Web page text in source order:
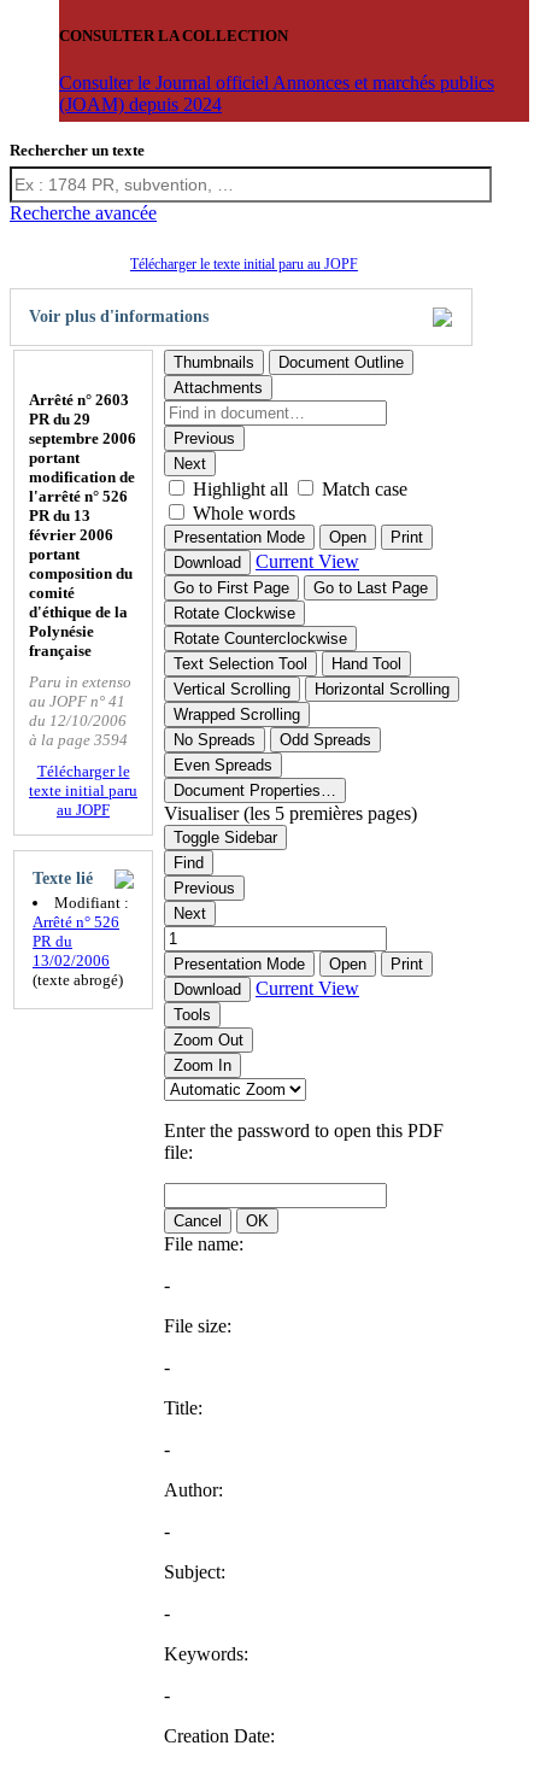
CONSULTER LA COLLECTION
Consulter le Journal officiel Annonces et marchés publics
(JOAM) depuis 2024
Rechercher un texte
Recherche avancée
Télécharger le texte initial paru au JOPF
Voir plus d'informations
Arrêté n° 2603
PR du 29
septembre 2006
portant
modification de
l'arrêté n° 526
PR du 13
février 2006
portant
composition du
comité
d'éthique de la
Polynésie
française
Paru in extenso
au JOPF n° 41
du 12/10/2006
à la page 3594
Télécharger le
texte initial paru
au JOPF
Texte lié
Modifiant :
Arrêté n° 526
PR du
13/02/2006
(texte abrogé)
Thumbnails
Document Outline
Attachments
Previous
Next
Highlight all
Match case
Whole words
Presentation Mode Open
Print
Download
Current View
Go to First Page
Go to Last Page
Rotate Clockwise
Rotate Counterclockwise
Text Selection Tool
Hand Tool
Vertical Scrolling
Horizontal Scrolling
Wrapped Scrolling
No Spreads
Odd Spreads
Even Spreads
Document Properties…
Visualiser (les 5 premières pages)
Toggle Sidebar
Find
Previous
Next
Presentation Mode Open
Print
Download
Current View
Tools
Zoom Out
Zoom In
Enter the password to open this PDF
file:
Cancel OK
File name:
-
File size:
-
Title:
-
Author:
-
Subject:
-
Keywords:
-
Creation Date: